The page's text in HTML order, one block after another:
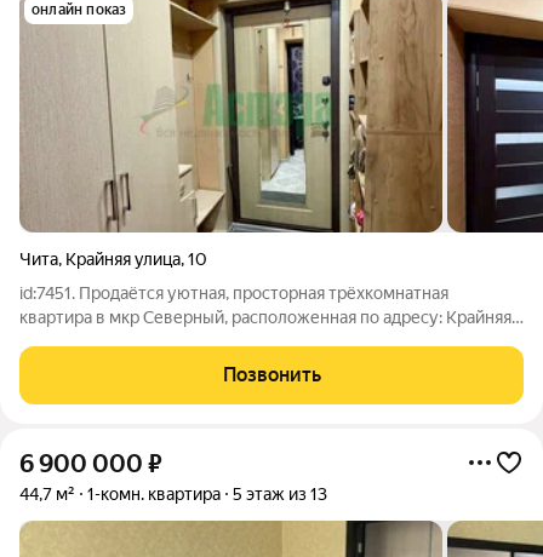
онлайн показ
Чита, Крайняя улица,10
id:7451. Продаётся уютная, просторная трёхкомнатная
квартира в мкр Северный, расположенная по адресу: Крайняя
комнатные квартиры. Этот вариант идеально подойдёт для
семей, которые ценят комфорт и
Позвонить
6 900 000 ₽
44,7 м² 1-комн. квартира 5 этаж из 13